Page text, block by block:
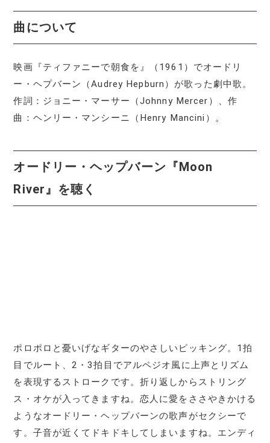
曲について
映画『ティファニーで朝食を』（1961）でオードリ
ー・ヘプバーン（Audrey Hepburn）が歌った劇中歌。
作詞：ジョニー・マーサー（Johnny Mercer）、作
曲：ヘンリー・マンシーニ（Henry Mancini）。
オードリー・ヘップバーン『Moon
River』を聴く
ポロポロと憂いげなギターのやさしいピッキング。1拍
目でルート、2・3拍目でアルペジオ風に上声とリズム
を表現するストロークです。折り返しからストリング
ス・オケが入ってきますね。恋人に愛をささやきかける
ようなオードリー・ヘップバーンの歌声がセクシーで
す。子音が近くてドキドキしてしまいますね。エンディ